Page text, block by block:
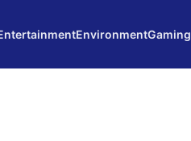
EnvironmentGaming